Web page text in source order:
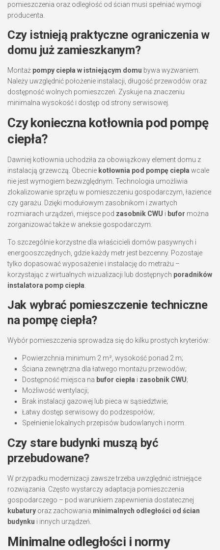
pomieszczenia oraz odległość od ścian musi spełniać wymogi
producenta.
Czy istnieją praktyczne ograniczenia w
domu już zamieszkanym?
Montaż pompy ciepła w istniejącym domu bywa wyzwaniem.
Należy uwzględnić położenie instalacji, długość przewodów oraz
dostępność wolnych pomieszczeń. Zyskuje na znaczeniu
minimalna wysokość i dostęp od strony serwisowej.
Czy konieczna kotłownia pod pompę
ciepła?
Dawniej kotłownia uchodziła za obowiązkowy element domu z
instalacją grzewczą. Obecnie kotłownia pod pompę ciepła wcale
nie jest wymogiem bezwzględnym. Technologia umożliwia
zlokalizowanie sprzętu w pomieszczeniu gospodarczym, łazience
czy garażu. Dzięki modułowym zasobnikom i zwartych
rozmiarach urządzeń, miejsce pod zasobnik CWU i bufor można
zorganizować także w aneksie gospodarczym.
To szczególnie korzystne dla właścicieli domów pasywnych i
energooszczędnych, gdzie każdy metr jest bezcenny. Pozostaje
tylko dopasować wyposażenie i instalację do metrażu –
korzystając z wirtualnych wizualizacji lub dostępnych poradników
instalatora pomp ciepła
Jak wybrać pomieszczenie techniczne
na pompę ciepła?
Wybór pomieszczenia sprowadza się do kilku prostych kryteriów:
Powierzchnia minimum 2 m², wysokość ponad 2 m;
Ściana zewnętrzna dla łatwego montażu przewodów;
Dostępność miejsca na bufor ciepła i zasobnik CWU;
Możliwość wentylacji;
Brak instalacji gazowej lub pieca w sąsiedztwie;
Łatwy dostęp serwisowy do podzespołów;
Spełnienie lokalnych przepisów budowlanych i norm.
Czy stare budynki muszą być
przebudowane?
W przypadku modernizacji zawsze trzeba uwzględnić istniejące
rozwiązania. Często wystarczy adaptacja pomieszczenia
gospodarczego – pod warunkiem zapewnienia dostatecznej
kubatury oraz zachowania minimalnych odległości od ścian
budynku i innych urządzeń.
Minimalne odległości i normy